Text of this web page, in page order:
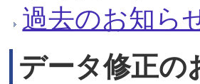
過去のお知ら
データ修正の